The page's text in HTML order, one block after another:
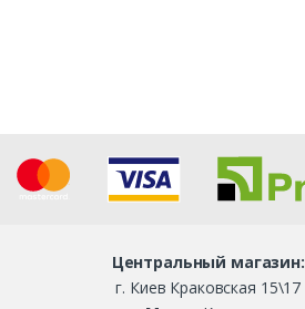
Центральный магазин:
г. Киев Краковская 15\17